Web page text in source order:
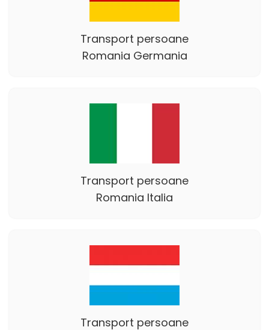
Transport persoane
Romania Germania
Transport persoane
Romania Italia
Transport persoane